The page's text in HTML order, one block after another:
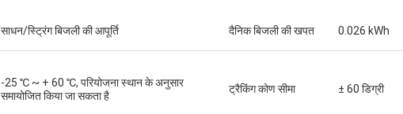
साधन/स्ट्रिंग बिजली की आपूर्ति दैनिक बिजली की खपत 0.026 kWh
-25 ℃ ~ + 60 ℃, परियोजना स्थान के अनुसार
समायोजित किया जा सकता है
ट्रैकिंग कोण सीमा ± 60 डिग्री